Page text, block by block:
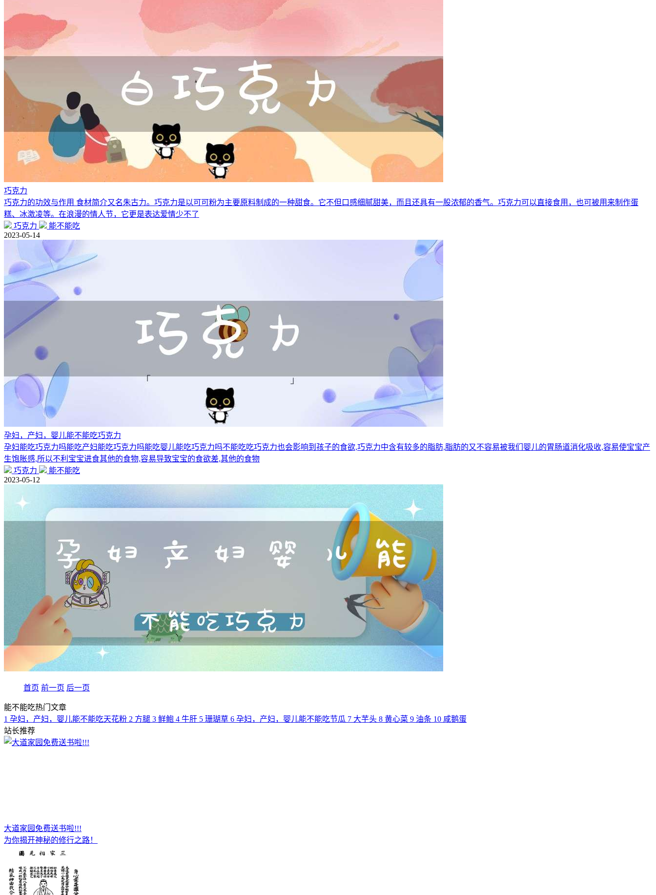
巧克力
巧克力的功效与作用 食材简介又名朱古力。巧克力是以可可粉为主要原料制成的一种甜食。它不但口感细腻甜美，而且还具有一股浓郁的香气。巧克力可以直接食用，也可被用来制作蛋
糕、冰激凌等。在浪漫的情人节，它更是表达爱情少不了
巧克力
能不能吃
2023-05-14
孕妇，产妇，婴儿能不能吃巧克力
孕妇能吃巧克力吗能吃产妇能吃巧克力吗能吃婴儿能吃巧克力吗不能吃吃巧克力也会影响到孩子的食欲,巧克力中含有较多的脂肪,脂肪的又不容易被我们婴儿的胃肠道消化吸收,容易使宝宝产
生饱胀感,所以不利宝宝进食其他的食物,容易导致宝宝的食欲差,其他的食物
巧克力
能不能吃
2023-05-12
首页 前一页 后一页
能不能吃热门文章
1 孕妇，产妇，婴儿能不能吃天花粉 2 方腿 3 鲜鲍 4 牛肝 5 珊瑚草 6 孕妇，产妇，婴儿能不能吃节瓜 7 大芋头 8 黄心菜 9 油条 10 咸鹅蛋
站长推荐
大道家园免费送书啦!!!
为你揭开神秘的修行之路！